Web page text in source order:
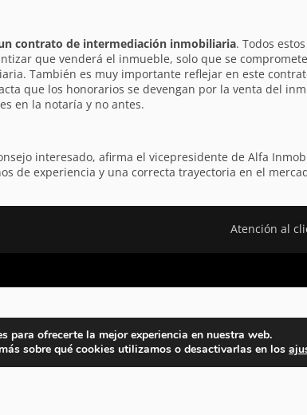
contrato de intermediación inmobiliaria. Todos
que venderá el inmueble, solo que se
También es muy importante reflejar en este
que los honorarios se devengan por la venta del
en la notaría y no antes.
interesado, afirma el vicepresidente de Alfa
de experiencia y una correcta trayectoria en el
Atención al
para ofrecerte la mejor experiencia en nuestra web.
sobre qué cookies utilizamos o desactivarlas en los